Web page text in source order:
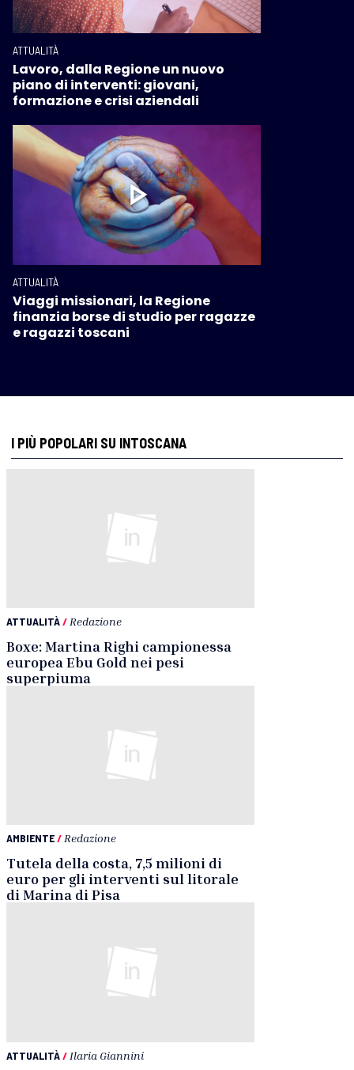
ATTUALITÀ
Lavoro, dalla Regione un nuovo
piano di interventi: giovani,
formazione e crisi aziendali
ATTUALITÀ
Viaggi missionari, la Regione
finanzia borse di studio per ragazze
e ragazzi toscani
I PIÙ POPOLARI SU INTOSCANA
ATTUALITÀ/ Redazione
Boxe: Martina Righi campionessa
europea Ebu Gold nei pesi
superpiuma
AMBIENTE/ Redazione
Tutela della costa, 7,5 milioni di
euro per gli interventi sul litorale
di Marina di Pisa
ATTUALITÀ/ Ilaria Giannini